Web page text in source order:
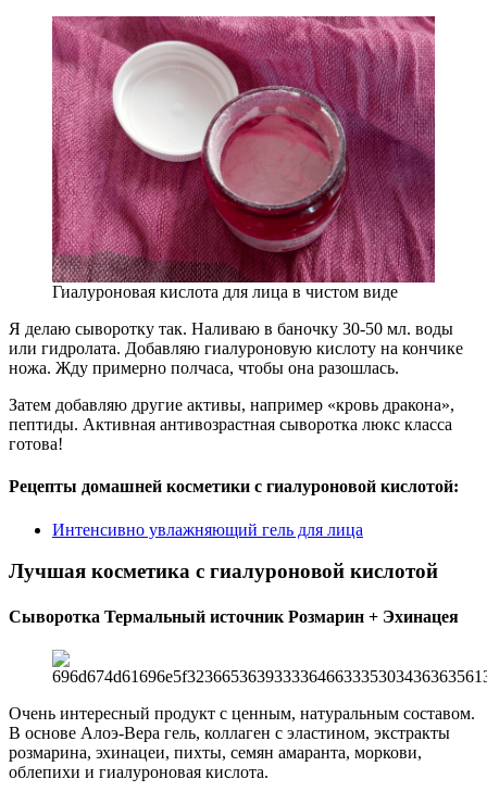
Гиалуроновая кислота для лица в чистом виде
Я делаю сыворотку так. Наливаю в баночку 30-50 мл. воды
или гидролата. Добавляю гиалуроновую кислоту на кончике
ножа. Жду примерно полчаса, чтобы она разошлась.
Затем добавляю другие активы, например «кровь дракона»,
пептиды. Активная антивозрастная сыворотка люкс класса
готова!
Рецепты домашней косметики с гиалуроновой кислотой:
Интенсивно увлажняющий гель для лица
Лучшая косметика с гиалуроновой кислотой
Сыворотка Термальный источник Розмарин + Эхинацея
Очень интересный продукт с ценным, натуральным составом.
В основе Алоэ-Вера гель, коллаген с эластином, экстракты
розмарина, эхинацеи, пихты, семян амаранта, моркови,
облепихи и гиалуроновая кислота.